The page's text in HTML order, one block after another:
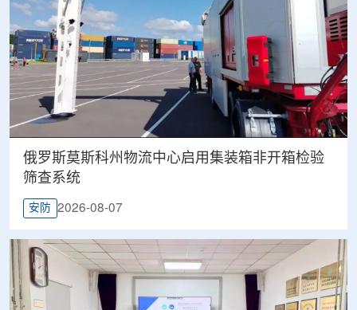
俄罗斯莫斯科州物流中心启用集装箱非开箱检验
筛查系统
安防 2026-08-07